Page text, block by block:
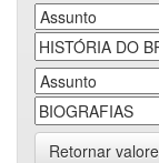
Retornar